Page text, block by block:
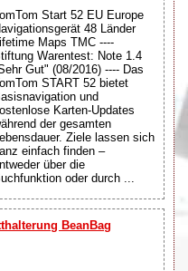
Start 52 EU Europe
48 Länder
Maps TMC ----
Warentest: Note 1.4
Gut" (08/2016) ---- Das
START 52 bietet
und
Karten-Updates
der gesamten
Ziele lassen sich
einfach finden –
über die
oder durch ...
BeanBag